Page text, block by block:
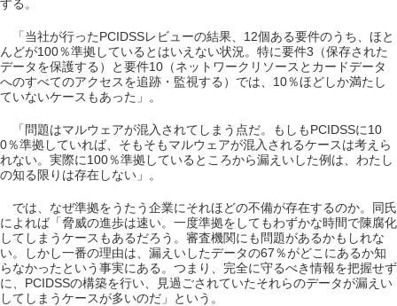
する。
「当社が行ったPCIDSSレビューの結果、12個ある要件のうち、ほと
んどが100％準拠しているとはいえない状況。特に要件3（保存された
データを保護する）と要件10（ネットワークリソースとカードデータ
へのすべてのアクセスを追跡・監視する）では、10％ほどしか満たし
ていないケースもあった」。
「問題はマルウェアが混入されてしまう点だ。もしもPCIDSSに10
0％準拠していれば、そもそもマルウェアが混入されるケースは考えら
れない。実際に100％準拠しているところから漏えいした例は、わたし
の知る限りは存在しない」。
では、なぜ準拠をうたう企業にそれほどの不備が存在するのか。同氏
によれば「脅威の進歩は速い。一度準拠をしてもわずかな時間で陳腐化
してしまうケースもあるだろう。審査機関にも問題があるかもしれな
い。しかし一番の理由は、漏えいしたデータの67％がどこにあるか知
らなかったという事実にある。つまり、完全に守るべき情報を把握せず
に、PCIDSSの構築を行い、見過ごされていたそれらのデータが漏えい
してしまうケースが多いのだ」という。